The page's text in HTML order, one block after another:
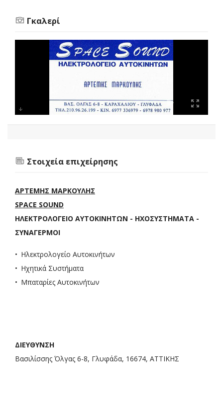
Γκαλερί
Στοιχεία επιχείρησης
ΑΡΤΕΜΗΣ ΜΑΡΚΟΥΛΗΣ
SPACE SOUND
ΗΛΕΚΤΡΟΛΟΓΕΙΟ ΑΥΤΟΚΙΝΗΤΩΝ - ΗΧΟΣΥΣΤΗΜΑΤΑ -
ΣΥΝΑΓΕΡΜΟΙ
Ηλεκτρολογείο Αυτοκινήτων
Ηχητικά Συστήματα
Μπαταρίες Αυτοκινήτων
ΔΙΕΥΘΥΝΣΗ
Βασιλίσσης Όλγας 6-8, Γλυφάδα, 16674, ΑΤΤΙΚΗΣ